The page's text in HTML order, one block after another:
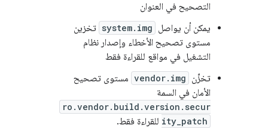
التصحيح في العنوان
يمكن أن يواصل system.img تخزين
مستوى تصحيح الأخطاء وإصدار نظام
التشغيل في مواقع للقراءة فقط
تخزِّن vendor.img مستوى تصحيح
الأمان في السمة
ro.vendor.build.version.secur
ity_patch للقراءة فقط.